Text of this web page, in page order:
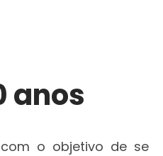
anos
com o objetivo de se